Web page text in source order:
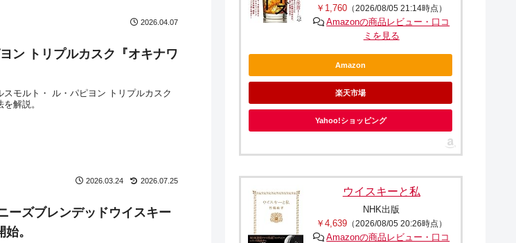
2026.04.07
ン トリプルカスク『オキナワ
モルト・ ル・パピヨン トリプルカスク
解説。
2026.03.24 2026.07.25
ーズブレンデッドウイスキー
。
￥1,760 （2026/08/05 21:14時点）
Amazonの商品レビュー・口コ
ミを見る
Amazon
楽天市場
Yahoo!ショッピング
ウイスキーと私
NHK出版
￥4,639 （2026/08/05 20:26時点）
Amazonの商品レビュー・口コ